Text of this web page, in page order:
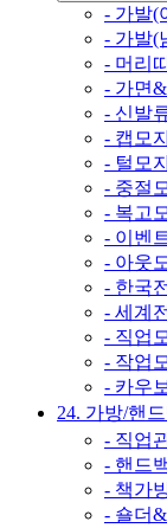
- 가발(
- 가발(
- 머리
- 가면
- 신발
- 캡모
- 털모
- 중절
- 복고
- 이벤
- 아웃
- 한국
- 세계
- 직업
- 작업
- 카우
24. 가방/핸
- 직업
- 핸드
- 책가
- 숄더